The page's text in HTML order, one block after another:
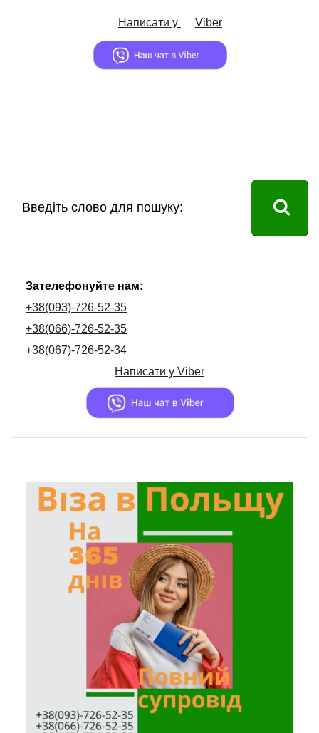
Написати у Viber
Зателефонуйте нам:
+38(093)-726-52-35
+38(066)-726-52-35
+38(067)-726-52-34
Написати у Viber